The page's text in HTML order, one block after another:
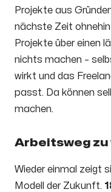
Projekte aus
nächste Zeit
Projekte über einen
nichts machen –
wirkt und das
passt. Da können
machen.
Arbeitsweg zu
Wieder einmal zeigt
Modell der Zukunft.